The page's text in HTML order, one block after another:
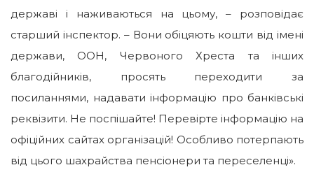
державі і наживаються на цьому, – розповідає
старший інспектор. – Вони обіцяють кошти від імені
держави, ООН, Червоного Хреста та інших
благодійників, просять переходити за
посиланнями, надавати інформацію про банківські
реквізити. Не поспішайте! Перевірте інформацію на
офіційних сайтах організацій! Особливо потерпають
від цього шахрайства пенсіонери та переселенці».